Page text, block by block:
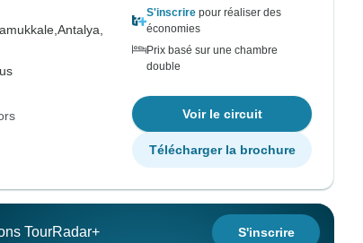
Antalya,
S'inscrire pour réaliser des
économies
Prix basé sur une chambre
double
Voir le circuit
Télécharger la brochure
TourRadar+ S'inscrire